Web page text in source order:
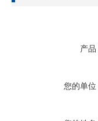
产品
您的单位